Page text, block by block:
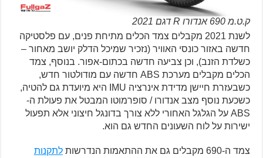
ק.ט.מ 690 אנדורו R דגם 2021
לשנת 2021 מקבלים צמד הכלים מתיחת פנים, עם פלסטיקה
חדשה באזור כונסי האוויר (נזכיר שמיכל הדלק יושב מאחור –
כשלדת הזנב), וכן צביעה חדשה בכתום-אפור. בנוסף, צמד
הכלים מקבלים מערכת ABS חדשה עם מודולטור חדש,
כשבעזרת חיישן מדידת אינרציה IMU היא מיועדת גם להטיה,
כשכעת נוסף מצב אנדורו / סופרמוטו המבטל את פעולת ה-
ABS על הגלגל האחורי ללא צורך בדונגל חיצוני אלא תפעול
ישירות על לוח השעונים החדש גם הוא.
צמד ה-690 מקבלים גם את ההתאמות הנדרשות
לתקנות